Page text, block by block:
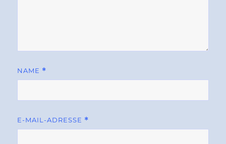
NAME *
E-MAIL-ADRESSE *